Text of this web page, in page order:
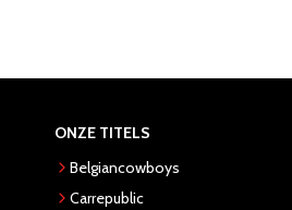
ONZE TITELS
Belgiancowboys
Carrepublic